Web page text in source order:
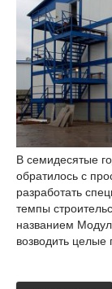
В семидесятые
обратилось с
разработать
темпы
названием
возводить целые